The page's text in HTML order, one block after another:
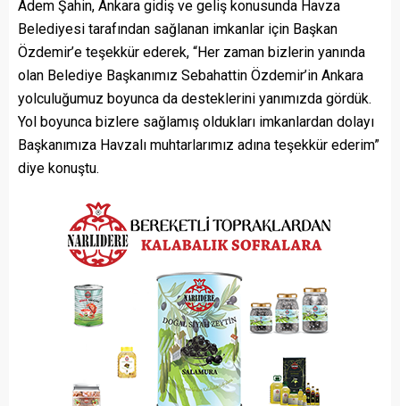
Adem Şahin, Ankara gidiş ve geliş konusunda Havza
Belediyesi tarafından sağlanan imkanlar için Başkan
Özdemir’e teşekkür ederek, “Her zaman bizlerin yanında
olan Belediye Başkanımız Sebahattin Özdemir’in Ankara
yolculuğumuz boyunca da desteklerini yanımızda gördük.
Yol boyunca bizlere sağlamış oldukları imkanlardan dolayı
Başkanımıza Havzalı muhtarlarımız adına teşekkür ederim”
diye konuştu.